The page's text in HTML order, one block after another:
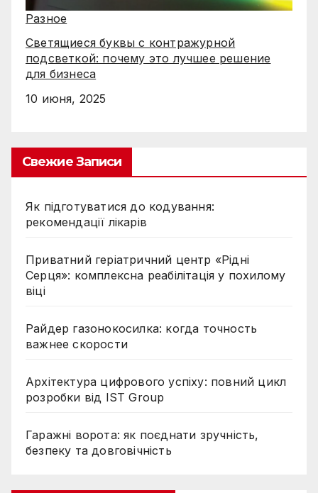
Разное
Светящиеся буквы с контражурной
подсветкой: почему это лучшее решение
для бизнеса
10 июня, 2025
Свежие Записи
Як підготуватися до кодування:
рекомендації лікарів
Приватний геріатричний центр «Рідні
Серця»: комплексна реабілітація у похилому
віці
Райдер газонокосилка: когда точность
важнее скорости
Архітектура цифрового успіху: повний цикл
розробки від IST Group
Гаражні ворота: як поєднати зручність,
безпеку та довговічність